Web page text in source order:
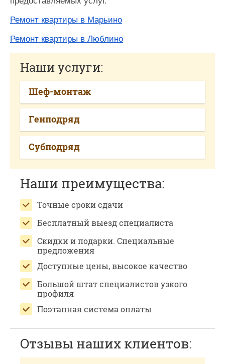
Ремонт квартиры в Марьино
Ремонт квартиры в Люблино
Наши услуги:
Шеф-монтаж
Генподряд
Субподряд
Наши преимущества:
Точные сроки сдачи
Бесплатный выезд специалиста
Скидки и подарки. Специальные
предложения
Доступные цены, высокое качество
Большой штат специалистов узкого
профиля
Поэтапная система оплаты
Отзывы наших клиентов: